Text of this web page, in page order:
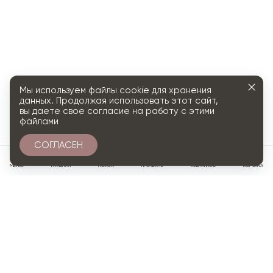
МЕНЮ ГЛАВНАЯ ПОИСК ПРОФИЛЬ ИЗБРАННОЕ КОРЗИНА
Мы используем файлы cookie для хранения
данных. Продолжая использовать этот сайт,
вы даете свое согласие на работу с этими
файлами
СОГЛАСЕН